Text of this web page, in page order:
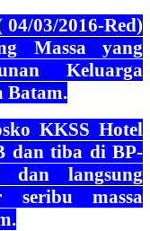
03/2016-Red)
Massa yang
Keluarga
Batam.
KKSS Hotel
dan tiba di BP-
langsung
seribu massa